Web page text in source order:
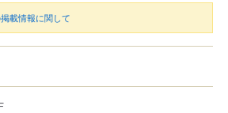
載情報に関して